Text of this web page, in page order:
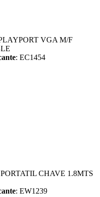
VGA M/F
: EC1454
CHAVE 1.8MTS
: EW1239